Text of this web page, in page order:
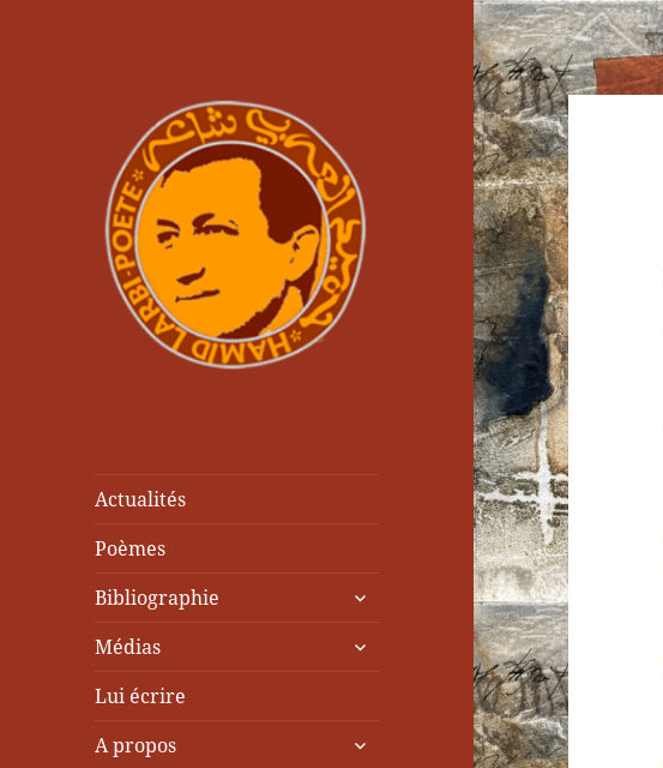
Actualités
Poèmes
Bibliographie
ouvrir
sous-
Médias
ouvrir
Lui écrire
A propos
ouvrir